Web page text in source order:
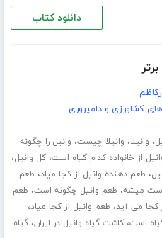
دانلود کتاب
کشاورزی و دامپروری
، وانیلا، وانیلا چیست، وانیل را چگونه
از خانواده کدام گیاه است،گل وانیل،
، طعم دهنده وانیل از کجا میاد، طعم
میشه، طعم وانیل چگونه است، طعم
کجا می آید، طعم وانیل از کجا میاد،
است،کاشت گیاه وانیل در ایران،گیاه